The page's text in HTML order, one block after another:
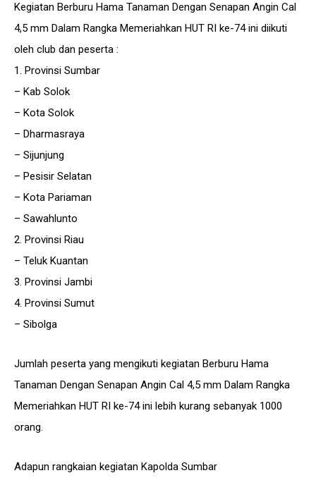
Kegiatan Berburu Hama Tanaman Dengan Senapan Angin Cal
4,5 mm Dalam Rangka Memeriahkan HUT RI ke-74 ini diikuti
oleh club dan peserta :
1. Provinsi Sumbar
– Kab Solok
– Kota Solok
– Dharmasraya
– Sijunjung
– Pesisir Selatan
– Kota Pariaman
– Sawahlunto
2. Provinsi Riau
– Teluk Kuantan
3. Provinsi Jambi
4. Provinsi Sumut
– Sibolga
Jumlah peserta yang mengikuti kegiatan Berburu Hama
Tanaman Dengan Senapan Angin Cal 4,5 mm Dalam Rangka
Memeriahkan HUT RI ke-74 ini lebih kurang sebanyak 1000
orang.
Adapun rangkaian kegiatan Kapolda Sumbar